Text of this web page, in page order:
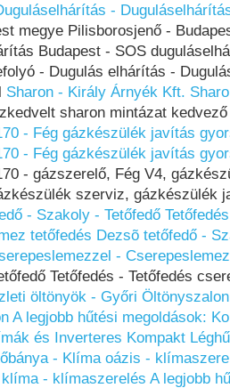
-
megye Pilisborosjenő -
Budapest - SOS
- Dugulás elhárítás -
Sharon - Király Árnyék Kft.
sharon mintázat
- Fég gázkészülék javítás
- Fég gázkészülék javítás
- gázszerelő, Fég V4,
szerviz, gázkészülék
- Szakoly - Tetőfedő
tetőfedés Dezsõ tetőfedő -
-
Tetőfedés - Tetőfedés
öltönyök - Győri Öltönyszalon
A legjobb hűtési megoldások:
és Inverteres Kompakt
- Klíma oázis -
- klímaszerelés A legjobb